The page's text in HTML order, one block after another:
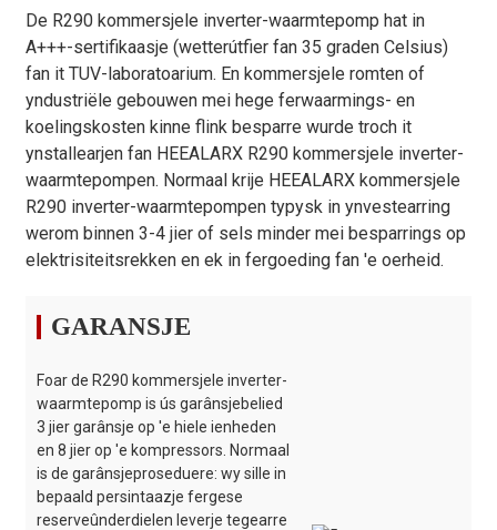
De R290 kommersjele inverter-waarmtepomp hat in
A+++-sertifikaasje (wetterútfier fan 35 graden Celsius)
fan it TUV-laboratoarium. En kommersjele romten of
yndustriële gebouwen mei hege ferwaarmings- en
koelingskosten kinne flink besparre wurde troch it
ynstallearjen fan HEEALARX R290 kommersjele inverter-
waarmtepompen. Normaal krije HEEALARX kommersjele
R290 inverter-waarmtepompen typysk in ynvestearring
werom binnen 3-4 jier of sels minder mei besparrings op
elektrisiteitsrekken en ek in fergoeding fan 'e oerheid.
GARANSJE
Foar de R290 kommersjele inverter-
waarmtepomp is ús garânsjebelied
3 jier garânsje op 'e hiele ienheden
en 8 jier op 'e kompressors. Normaal
is de garânsjeproseduere: wy sille in
bepaald persintaazje fergese
reserveûnderdielen leverje tegearre